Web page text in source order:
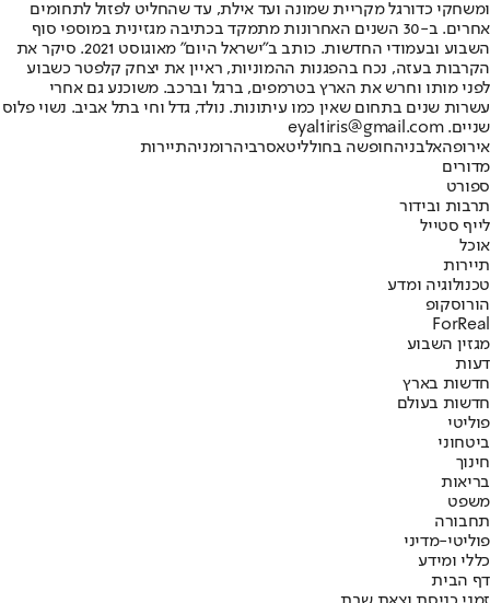
ומשחקי כדורגל מקריית שמונה ועד אילת, עד שהחליט לפזול לתחומים
אחרים. ב-30 השנים האחרונות מתמקד בכתיבה מגזינית במוספי סוף
השבוע ובעמודי החדשות. כותב ב"ישראל היום" מאוגוסט 2021. סיקר את
הקרבות בעזה, נכח בהפגנות ההמוניות, ראיין את יצחק קלפטר כשבוע
לפני מותו וחרש את הארץ בטרמפים, ברגל וברכב. משוכנע גם אחרי
עשרות שנים בתחום שאין כמו עיתונות. נולד, גדל וחי בתל אביב. נשוי פלוס
שניים. eyal1iris@gmail.com
אירופהאלבניהחופשה בחולליטאסרביהרומניהתיירות
מדורים
ספורט
תרבות ובידור
לייף סטייל
אוכל
תיירות
טכנולוגיה ומדע
הורוסקופ
ForReal
מגזין השבוע
דעות
חדשות בארץ
חדשות בעולם
פוליטי
ביטחוני
חינוך
בריאות
משפט
תחבורה
פוליטי-מדיני
כללי ומידע
דף הבית